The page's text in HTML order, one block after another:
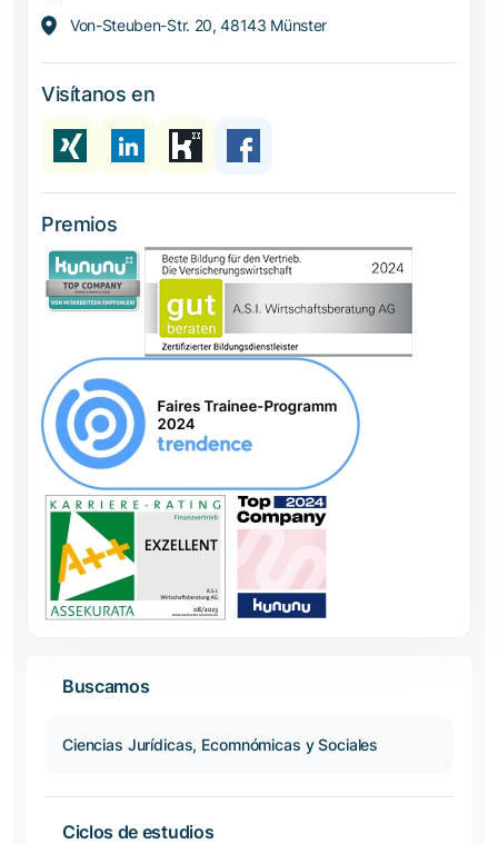
Von-Steuben-Str. 20, 48143 Münster
Visítanos en
Premios
Buscamos
Ciencias Jurídicas, Ecomnómicas y Sociales
Ciclos de estudios